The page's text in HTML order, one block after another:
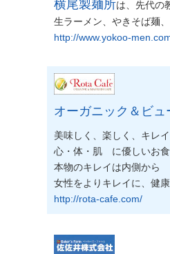
横尾製麺所は、先代の
生ラーメン、やきそば麺
http://www.yokoo-
オーガニック＆ビ
美味しく、楽しく、キレ
心・体・肌 に優しいお
本物のキレイは内側から
女性をよりキレイに、健
http://rota-cafe.com/